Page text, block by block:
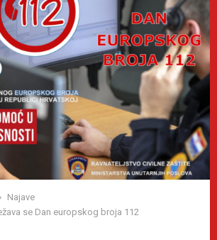
Najave
se Dan europskog broja 112